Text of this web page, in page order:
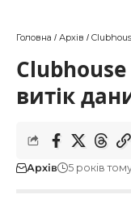
Головна / Архів /
витік
Архів 5 років